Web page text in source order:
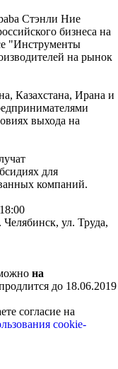
Стэнли Ние
бизнеса на
"Инструменты
на рынок
Казахстана, Ирана и
выхода на
для
компаний.
ул. Труда,
на
до 18.06.2019
согласие на
cookie-